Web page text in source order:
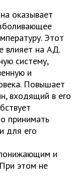
оказывает
Этот
влияет на АД.
систему,
и
Повышает
входящий в его
принимать
для его
и
этом не